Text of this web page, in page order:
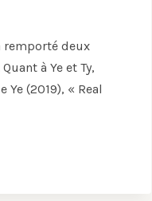
remporté deux
à Ye et Ty,
(2019), « Real